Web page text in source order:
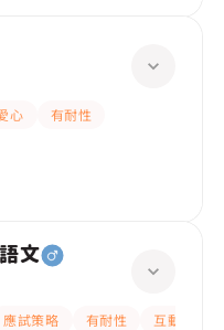
心
有耐性
文
應試策略 有耐性
互動教學